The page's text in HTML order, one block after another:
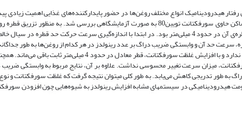
هیدرودینامیک انواع مختلف روغن‌ها در حضور پایدارکننده‌های غذایی اهمیت زیادی
در مطالعه حاضر رفتار دو قطره روغن خوراکی زیتون و کلزا درون سیال ساکن حاوی سورفکتانت تویین80 به صورت آزمایشگاهی بررسی شد. به
سیال، از سوزن تزریق با قطر 9/0 میلی‌متر استفاده شد که قطر معادل قطره‌ی آن در حدود 4 میلی‌متر بود. در ابتدا با اندازه‌گیری سرعت حرکت حد
سرعت حد آن و وابستگی ضریب دراگ بر عدد رینولدز در هر کدام از روغن‌ها به طور
نتایج نشان داد که حضور سورفکتانت بر قطر معادل قطره تأثیر چشم‌گیری ندارد و با افزایش غلظت سورفکتانت، قطر معادل
میزان سرعت تغییر محسوسی نداشت. علاوه بر آن، نتایج مربوط به وابستگی
به طور تدریجی کاهش می‌یابد. به طور کلی میتوان نتیجه گرفت که غلظت سورفکتانت و
هیدرودینامیکی در سیستمهای مشابه افزایش رینولدز به شیوه‌هایی چون افزودن